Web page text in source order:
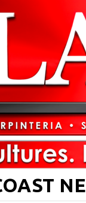
Vini’. Brasil 1 –
suspensión a ley
invernal desatará la
INTERNACIONAL